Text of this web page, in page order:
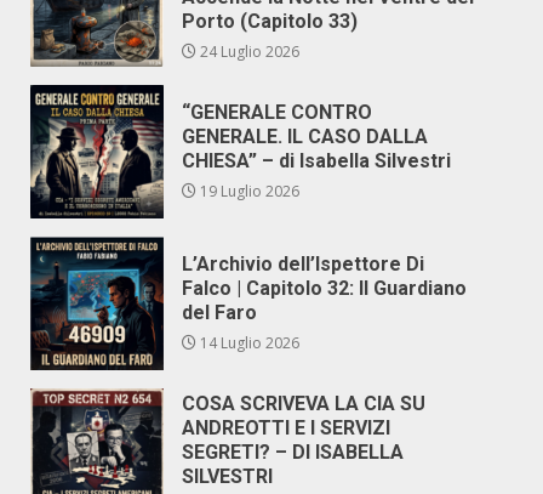
Porto (Capitolo 33)
24 Luglio 2026
“GENERALE CONTRO
GENERALE. IL CASO DALLA
CHIESA” – di Isabella Silvestri
19 Luglio 2026
L’Archivio dell’Ispettore Di
Falco | Capitolo 32: Il Guardiano
del Faro
14 Luglio 2026
COSA SCRIVEVA LA CIA SU
ANDREOTTI E I SERVIZI
SEGRETI? – DI ISABELLA
SILVESTRI